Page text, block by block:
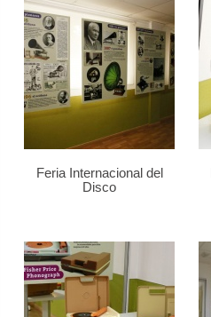
Feria Internacional del
Disco